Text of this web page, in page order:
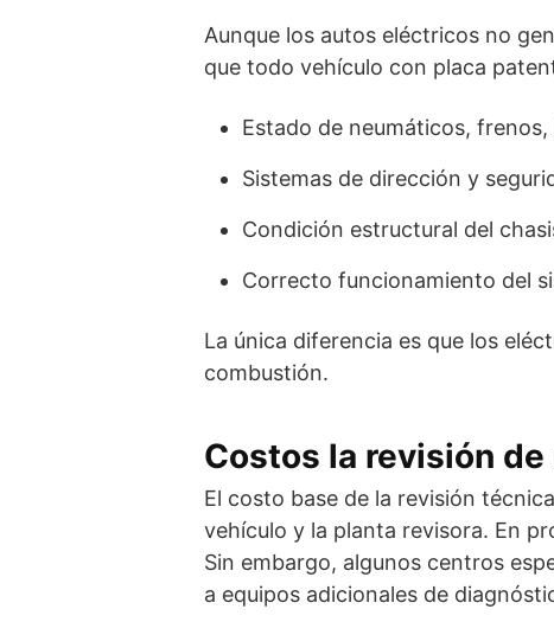
Aunque los autos eléctricos no
que todo vehículo con placa
Estado de neumáticos, frenos,
Sistemas de dirección y
Condición estructural del
Correcto funcionamiento del
La única diferencia es que los
combustión.
Costos la revisión
El costo base de la revisión técnica
vehículo y la planta revisora. En
Sin embargo, algunos centros
a equipos adicionales de